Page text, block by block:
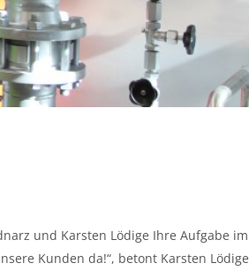
und Karsten Lödige Ihre Aufgabe im
Kunden da!“, betont Karsten Lödige